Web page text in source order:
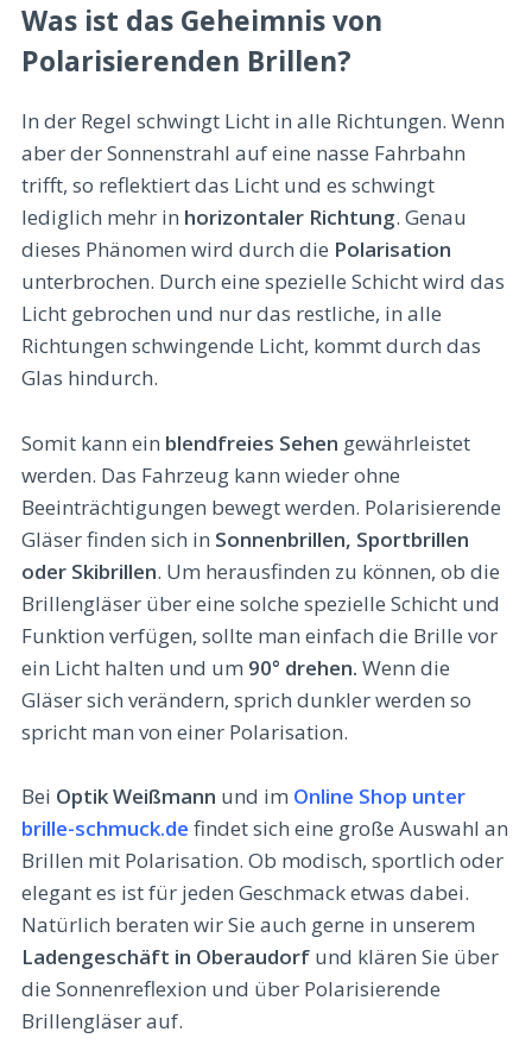
Was ist das Geheimnis von
Polarisierenden Brillen?
In der Regel schwingt Licht in alle Richtungen. Wenn
aber der Sonnenstrahl auf eine nasse Fahrbahn
trifft, so reflektiert das Licht und es schwingt
lediglich mehr in horizontaler Richtung. Genau
dieses Phänomen wird durch die Polarisation
unterbrochen. Durch eine spezielle Schicht wird das
Licht gebrochen und nur das restliche, in alle
Richtungen schwingende Licht, kommt durch das
Glas hindurch.
Somit kann ein blendfreies Sehen gewährleistet
werden. Das Fahrzeug kann wieder ohne
Beeinträchtigungen bewegt werden. Polarisierende
Gläser finden sich in Sonnenbrillen, Sportbrillen
oder Skibrillen. Um herausfinden zu können, ob die
Brillengläser über eine solche spezielle Schicht und
Funktion verfügen, sollte man einfach die Brille vor
ein Licht halten und um 90° drehen. Wenn die
Gläser sich verändern, sprich dunkler werden so
spricht man von einer Polarisation.
Bei Optik Weißmann und im Online Shop unter
brille-schmuck.de findet sich eine große Auswahl an
Brillen mit Polarisation. Ob modisch, sportlich oder
elegant es ist für jeden Geschmack etwas dabei.
Natürlich beraten wir Sie auch gerne in unserem
Ladengeschäft in Oberaudorf und klären Sie über
die Sonnenreflexion und über Polarisierende
Brillengläser auf.